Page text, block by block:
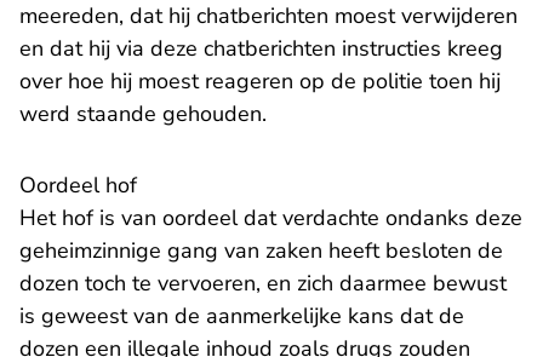
meereden, dat hij chatberichten moest verwijderen
en dat hij via deze chatberichten instructies kreeg
over hoe hij moest reageren op de politie toen hij
werd staande gehouden.
Oordeel hof
Het hof is van oordeel dat verdachte ondanks deze
geheimzinnige gang van zaken heeft besloten de
dozen toch te vervoeren, en zich daarmee bewust
is geweest van de aanmerkelijke kans dat de
dozen een illegale inhoud zoals drugs zouden